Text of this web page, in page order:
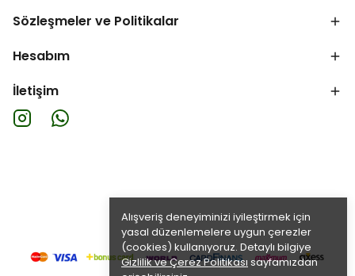
Alışveriş deneyiminizi iyileştirmek için
yasal düzenlemelere uygun çerezler
(cookies) kullanıyoruz. Detaylı bilgiye
Gizlilik ve Çerez Politikası sayfamızdan
Sözleşmeler ve Politikalar
Hesabım
İletişim